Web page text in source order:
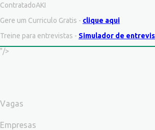
ContratadoAKI
Gere um Curriculo Gratis - clique aqui
Treine para entrevistas - Simulador de
"/>
Vagas
Empresas